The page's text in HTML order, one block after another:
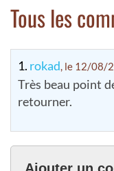
Tous les
1. rokad, le 12/08/
Très beau point
retourner.